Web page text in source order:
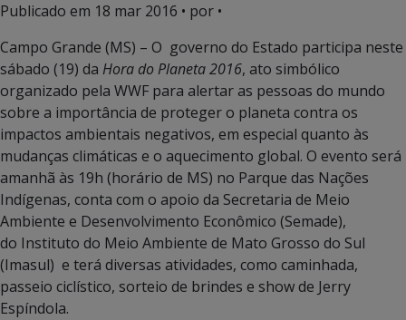
Publicado em 18 mar 2016 • por •
Campo Grande (MS) – O governo do Estado participa neste
sábado (19) da Hora do Planeta 2016, ato simbólico
organizado pela WWF para alertar as pessoas do mundo
sobre a importância de proteger o planeta contra os
impactos ambientais negativos, em especial quanto às
mudanças climáticas e o aquecimento global. O evento será
amanhã às 19h (horário de MS) no Parque das Nações
Indígenas, conta com o apoio da Secretaria de Meio
Ambiente e Desenvolvimento Econômico (Semade),
do Instituto do Meio Ambiente de Mato Grosso do Sul
(Imasul) e terá diversas atividades, como caminhada,
passeio ciclístico, sorteio de brindes e show de Jerry
Espíndola.